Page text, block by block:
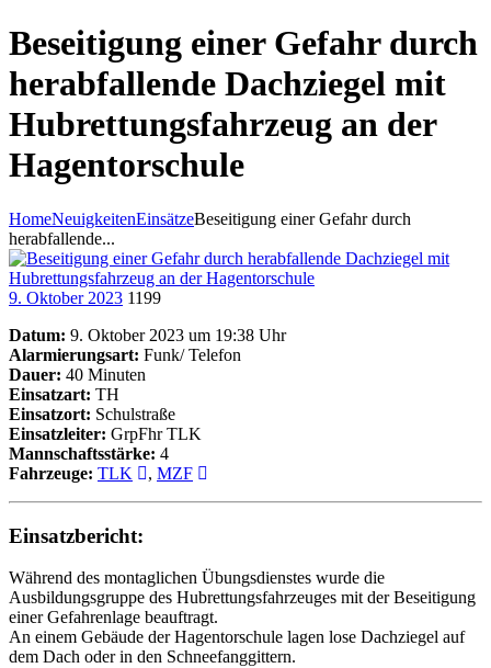
Beseitigung einer Gefahr durch
herabfallende Dachziegel mit
Hubrettungsfahrzeug an der
Hagentorschule
HomeNeuigkeitenEinsätzeBeseitigung einer Gefahr durch
herabfallende...
9. Oktober 2023 1199
Datum: 9. Oktober 2023 um 19:38 Uhr
Alarmierungsart: Funk/ Telefon
Dauer: 40 Minuten
Einsatzart: TH
Einsatzort: Schulstraße
Einsatzleiter: GrpFhr TLK
Mannschaftsstärke: 4
Fahrzeuge: TLK , MZF
Einsatzbericht:
Während des montaglichen Übungsdienstes wurde die
Ausbildungsgruppe des Hubrettungsfahrzeuges mit der Beseitigung
einer Gefahrenlage beauftragt.
An einem Gebäude der Hagentorschule lagen lose Dachziegel auf
dem Dach oder in den Schneefanggittern.